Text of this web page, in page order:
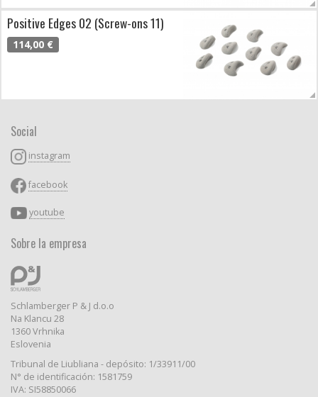
Positive Edges 02 (Screw-ons 11)
114,00 €
Social
instagram
facebook
youtube
Sobre la empresa
Schlamberger P & J d.o.o
Na Klancu 28
1360 Vrhnika
Eslovenia
Tribunal de Liubliana - depósito: 1/33911/00
N° de identificación: 1581759
IVA: SI58850066